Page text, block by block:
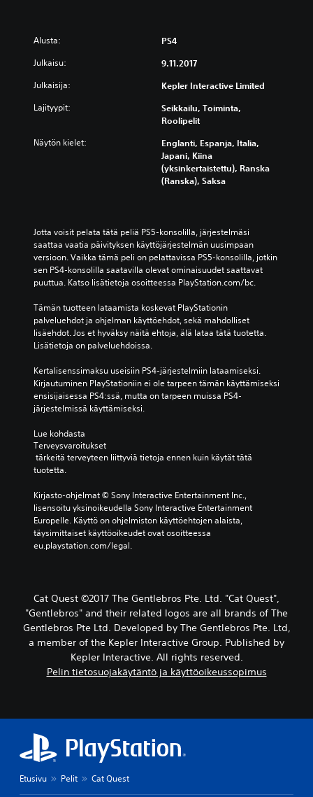
Alusta: PS4
Julkaisu: 9.11.2017
Julkaisija: Kepler Interactive Limited
Lajityypit:
Seikkailu, Toiminta,
Roolipelit
Näytön kielet:
Englanti, Espanja, Italia,
Japani, Kiina
(yksinkertaistettu), Ranska
(Ranska), Saksa
Jotta voisit pelata tätä peliä PS5-konsolilla, järjestelmäsi
saattaa vaatia päivityksen käyttöjärjestelmän uusimpaan
versioon. Vaikka tämä peli on pelattavissa PS5-konsolilla, jotkin
sen PS4-konsolilla saatavilla olevat ominaisuudet saattavat
puuttua. Katso lisätietoja osoitteessa PlayStation.com/bc.
Tämän tuotteen lataamista koskevat PlayStationin
palveluehdot ja ohjelman käyttöehdot, sekä mahdolliset
lisäehdot. Jos et hyväksy näitä ehtoja, älä lataa tätä tuotetta.
Lisätietoja on palveluehdoissa.
Kertalisenssimaksu useisiin PS4-järjestelmiin lataamiseksi.
Kirjautuminen PlayStationiin ei ole tarpeen tämän käyttämiseksi
ensisijaisessa PS4:ssä, mutta on tarpeen muissa PS4-
järjestelmissä käyttämiseksi.
Lue kohdasta
Terveysvaroitukset
tuotetta.
Kirjasto-ohjelmat © Sony Interactive Entertainment Inc.,
lisensoitu yksinoikeudella Sony Interactive Entertainment
Europelle. Käyttö on ohjelmiston käyttöehtojen alaista,
täysimittaiset käyttöoikeudet ovat osoitteessa
eu.playstation.com/legal.
Cat Quest ©2017 The Gentlebros Pte. Ltd. "Cat Quest",
"Gentlebros" and their related logos are all brands of The
Gentlebros Pte Ltd. Developed by The Gentlebros Pte. Ltd,
a member of the Kepler Interactive Group. Published by
Kepler Interactive. All rights reserved.
Pelin tietosuojakäytäntö ja käyttöoikeussopimus
Etusivu Pelit Cat Quest